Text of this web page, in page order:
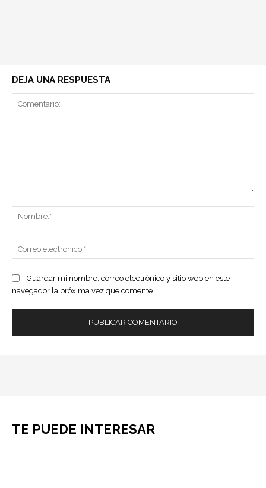
DEJA UNA RESPUESTA
Guardar mi nombre, correo electrónico y sitio web en este
navegador la próxima vez que comente.
TE PUEDE INTERESAR